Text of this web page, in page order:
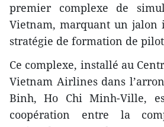
premier complexe de
Vietnam, marquant un jalon
stratégie de formation de
Ce complexe, installé au
Vietnam Airlines dans
Binh, Ho Chi Minh-Ville,
coopération entre la